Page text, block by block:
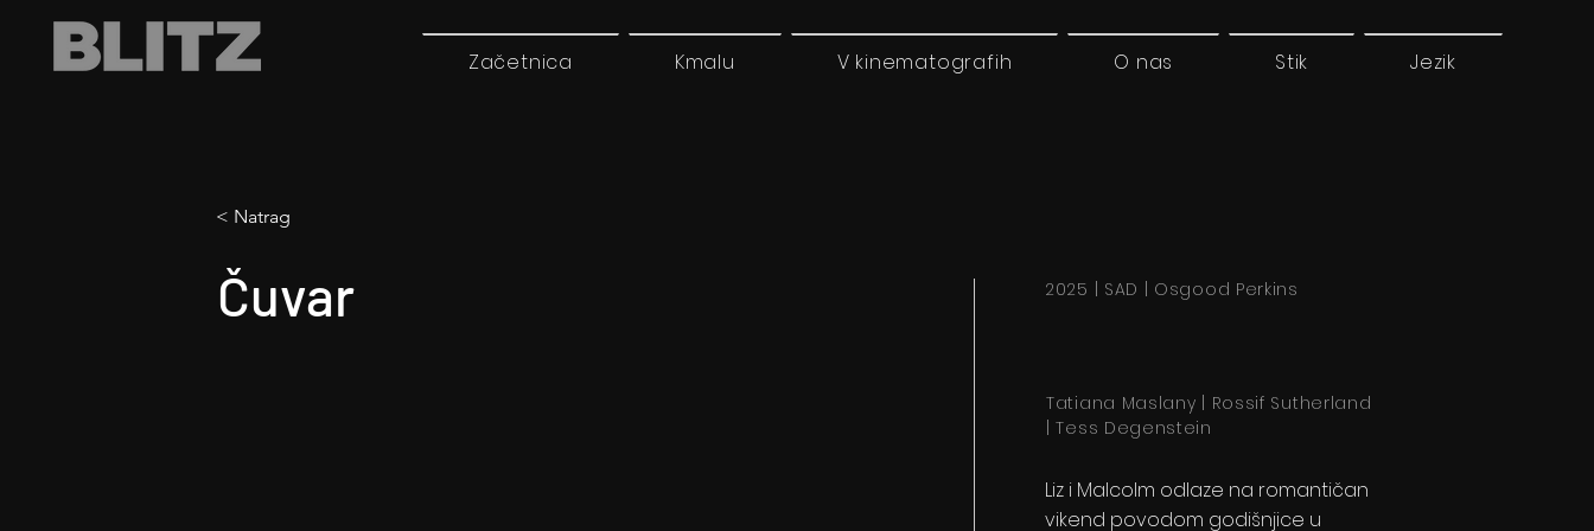
Začetnica Kmalu V kinematografih O nas Stik Jezik
< Natrag
Čuvar 2025 | SAD | Osgood Perkins
Tatiana Maslany | Rossif Sutherland
| Tess Degenstein
Liz i Malcolm odlaze na romantičan
vikend povodom godišnjice u